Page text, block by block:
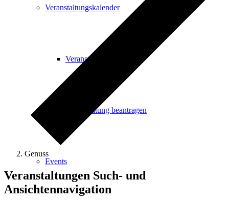
Veranstaltungskalender
Veranstaltungskalender
Veranstaltung beantragen
Events
Genuss
Veranstaltungen
Veranstaltungen Such- und
Ansichtennavigation